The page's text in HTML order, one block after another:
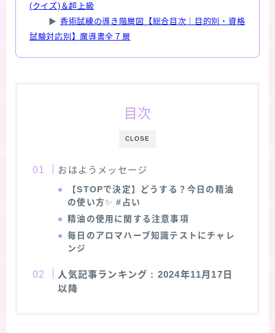
(クイズ)＆超上級
▶ 香術試練の導き階層図【総合目次｜目的別・資格
試験対応別】魔導書全７層
CLOSE
目次
おはようメッセージ
【STOPで決定】どうする？今日の精油
の使い方✨ #占い
精油の使用に関する注意事項
毎日のアロマハーブ知識テストにチャレ
ンジ
人気記事ランキング : 2024年11月17日
以降